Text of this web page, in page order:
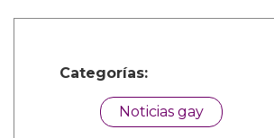
Categorías:
Noticias gay